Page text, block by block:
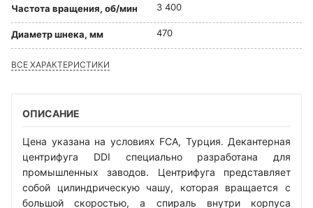
Частота вращения, об/мин 3 400
Диаметр шнека, мм 470
ВСЕ ХАРАКТЕРИСТИКИ
ОПИСАНИЕ
Цена указана на условиях FCA, Турция. Декантерная
центрифуга DDI специально разработана для
промышленных заводов. Центрифуга представляет
собой цилиндрическую чашу, которая вращается с
большой скоростью, а спираль внутри корпуса